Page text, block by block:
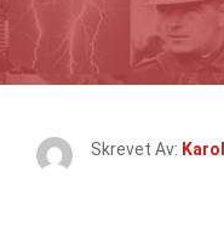
Skrevet Av: